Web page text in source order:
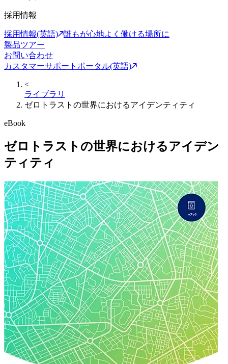
採用情報
採用情報(英語)
誰もが心地よく働ける場所に
製品ツアー
お問い合わせ
カスタマーサポートポータル(英語)
<
ライブラリ
ゼロトラストの世界におけるアイデンティティ
eBook
ゼロトラストの世界におけるアイデン
ティティ